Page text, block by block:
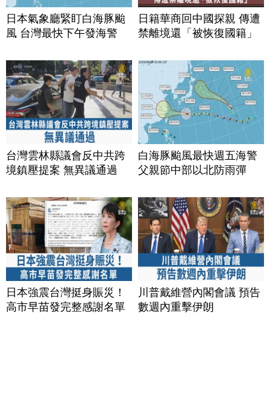
日本氣象廳緊盯白海豚颱
風 台灣最快下午發海警
日籍華商回中國探親 傳遭
禁離境還「被恢復國籍」
台灣雲林縣議會反中共跨
境鎮壓提案 無異議通過
白海豚颱風最快週五海警
父親節中部以北防雨彈
日本強震台灣挺身賑災！
高市早苗發完整感謝名單
川普戴維營內閣會議 預告
數週內重擊伊朗